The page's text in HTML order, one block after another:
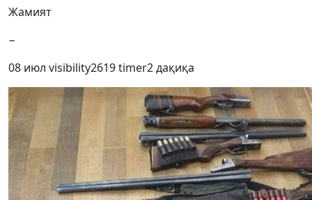
Жамият
−
08 июл visibility2619timer2 дақиқа